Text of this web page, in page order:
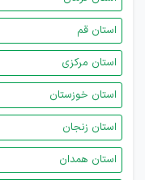
استان قم
استان مرکزی
استان خوزستان
استان زنجان
استان همدان